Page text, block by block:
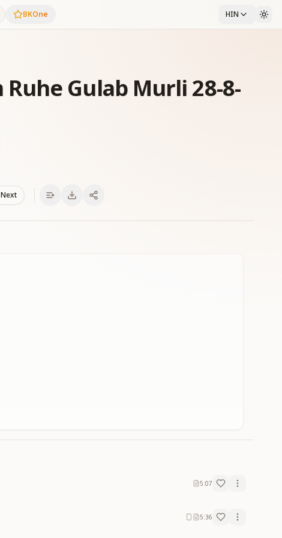
BKOne HIN
Ruhe Gulab Murli 28-8-
5:07
5:36